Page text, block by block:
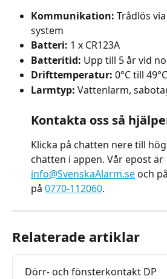
Kommunikation: Trådlös
system
Batteri: 1 x CR123A
Batteritid: Upp till 5 år vid
Drifttemperatur: 0°C till 49°C
Larmtyp: Vattenlarm,
Kontakta oss så
Klicka på chatten nere till
chatten i appen. Vår epost är
info@SvenskaAlarm.se och
på 0770-112060.
Relaterade artiklar
Dörr- och fönsterkontakt DP